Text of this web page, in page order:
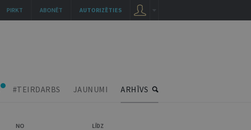
#TEIRDARBS JAUNUMI ARHĪVS
NO LĪDZ
AUTORIZĒTIES
ABONĒT
PIRKT